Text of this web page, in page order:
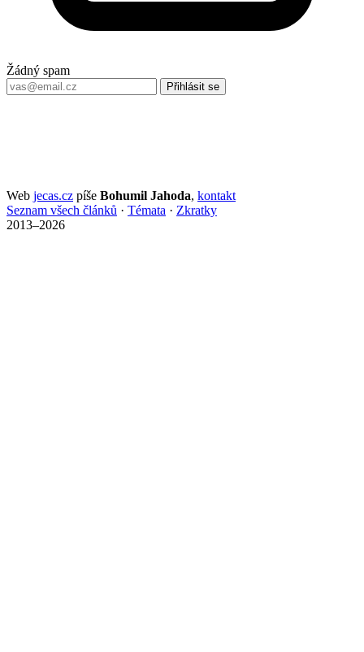
Žádný spam
Přihlásit se
Web jecas.cz píše Bohumil Jahoda, kontakt
Seznam všech článků · Témata · Zkratky
2013–2026